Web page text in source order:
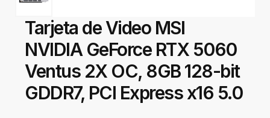
Tarjeta de Video MSI
NVIDIA GeForce RTX 5060
Ventus 2X OC, 8GB 128-bit
GDDR7, PCI Express x16 5.0